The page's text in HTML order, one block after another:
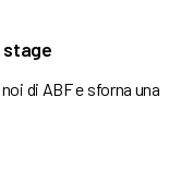
stage
di ABF e sforna una